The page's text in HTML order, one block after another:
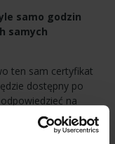
samo godzin
samych
ten sam certyfikat
dostępny po
na
o tym jak
w trybach zdalnych